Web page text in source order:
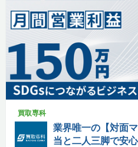
買取専科
業界唯一の【対面
当と二人三脚で安